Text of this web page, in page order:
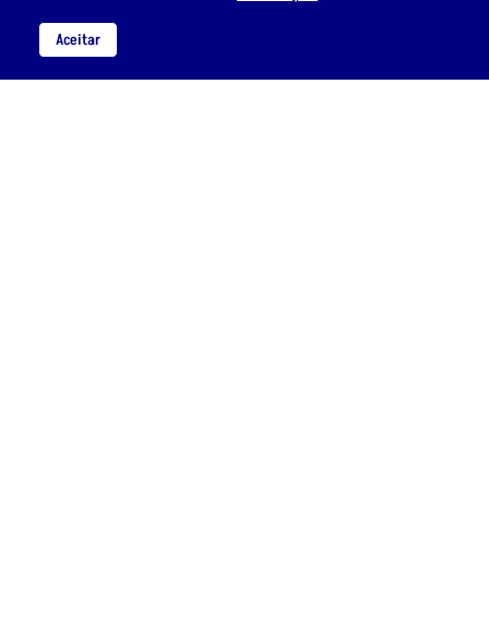
Aceitar